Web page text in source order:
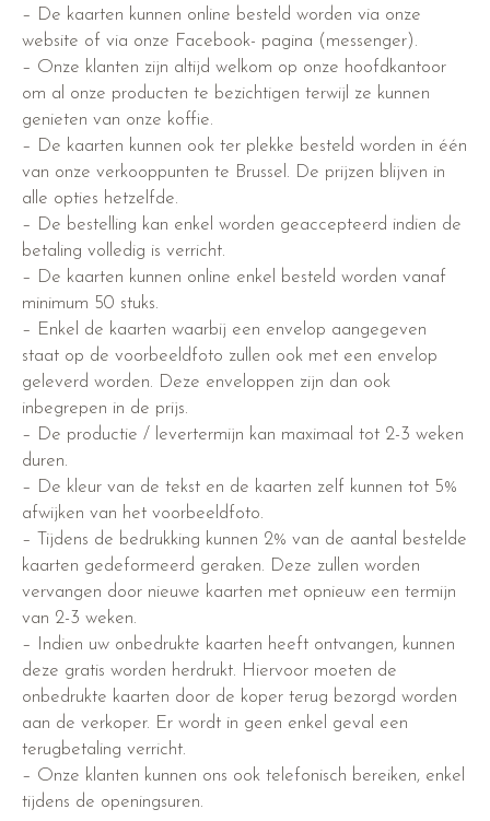
– De kaarten kunnen online besteld worden via onze
website of via onze Facebook- pagina (messenger).
– Onze klanten zijn altijd welkom op onze hoofdkantoor
om al onze producten te bezichtigen terwijl ze kunnen
genieten van onze koffie.
– De kaarten kunnen ook ter plekke besteld worden in één
van onze verkooppunten te Brussel. De prijzen blijven in
alle opties hetzelfde.
– De bestelling kan enkel worden geaccepteerd indien de
betaling volledig is verricht.
– De kaarten kunnen online enkel besteld worden vanaf
minimum 50 stuks.
– Enkel de kaarten waarbij een envelop aangegeven
staat op de voorbeeldfoto zullen ook met een envelop
geleverd worden. Deze enveloppen zijn dan ook
inbegrepen in de prijs.
– De productie / levertermijn kan maximaal tot 2-3 weken
duren.
– De kleur van de tekst en de kaarten zelf kunnen tot 5%
afwijken van het voorbeeldfoto.
– Tijdens de bedrukking kunnen 2% van de aantal bestelde
kaarten gedeformeerd geraken. Deze zullen worden
vervangen door nieuwe kaarten met opnieuw een termijn
van 2-3 weken.
– Indien uw onbedrukte kaarten heeft ontvangen, kunnen
deze gratis worden herdrukt. Hiervoor moeten de
onbedrukte kaarten door de koper terug bezorgd worden
aan de verkoper. Er wordt in geen enkel geval een
terugbetaling verricht.
– Onze klanten kunnen ons ook telefonisch bereiken, enkel
tijdens de openingsuren.